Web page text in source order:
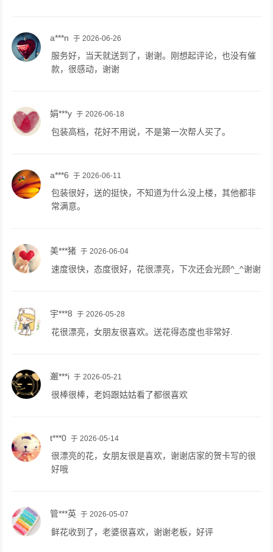
a***n 于 2026-06-26
服务好，当天就送到了，谢谢。刚想起评论，也没有催
款，很感动，谢谢
娟***y 于 2026-06-18
包装高档，花好不用说，不是第一次帮人买了。
a***6 于 2026-06-11
包装很好，送的挺快，不知道为什么没上楼，其他都非
常满意。
美***猪 于 2026-06-04
速度很快，态度很好，花很漂亮，下次还会光顾^_^谢谢
宇***8 于 2026-05-28
花很漂亮，女朋友很喜欢。送花得态度也非常好.
邂***i 于 2026-05-21
很棒很棒，老妈跟姑姑看了都很喜欢
t***0 于 2026-05-14
很漂亮的花，女朋友很是喜欢，谢谢店家的贺卡写的很
好哦
管***英 于 2026-05-07
鲜花收到了，老婆很喜欢，谢谢老板，好评